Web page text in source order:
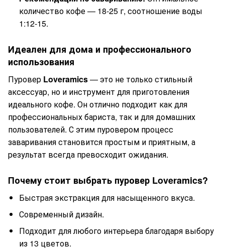
количество кофе — 18-25 г, соотношение воды
1:12-15.
Идеален для дома и профессионального
использования
Пуровер Loveramics— это не только стильный
аксессуар, но и инструмент для приготовления
идеального кофе. Он отлично подходит как для
профессиональных бариста, так и для домашних
пользователей. С этим пуровером процесс
заваривания становится простым и приятным, а
результат всегда превосходит ожидания.
Почему стоит выбрать пуровер Loveramics?
Быстрая экстракция для насыщенного вкуса.
Современный дизайн.
Подходит для любого интерьера благодаря выбору
из 13 цветов.